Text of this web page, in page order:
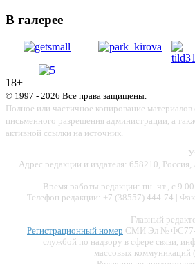
В галерее
18+
© 1997 - 2026 Все права защищены.
Полное или частичное копирование материалов
письменного разрешения администрации, а
активной ссылки на источник.
Адрес редакции и издателя: 658210, Россия,
Время работы редакции: пн.-чт., с
Телефон редакции: +7 (38557) 444-74 |
Главный
Регистрационный номер СМИ Эл № ФС77-
службой по надзору в сфере связи,
массовых коммуникаций